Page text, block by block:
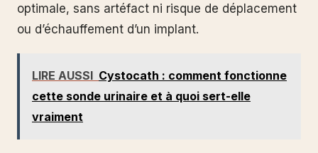
optimale, sans artéfact ni risque de déplacement
ou d’échauffement d’un implant.
LIRE AUSSI Cystocath : comment fonctionne
cette sonde urinaire et à quoi sert-elle
vraiment